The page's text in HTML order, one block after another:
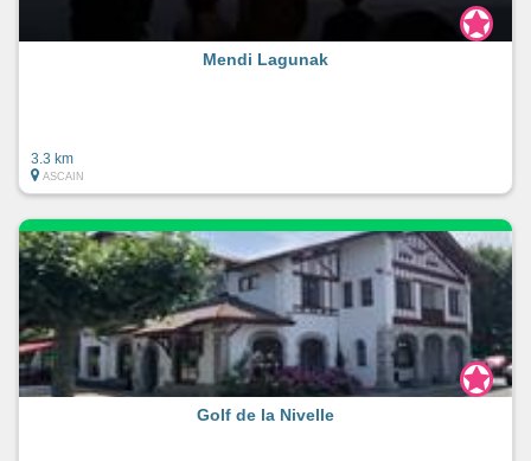
Mendi Lagunak
3.3 km
ASCAIN
Golf de la Nivelle